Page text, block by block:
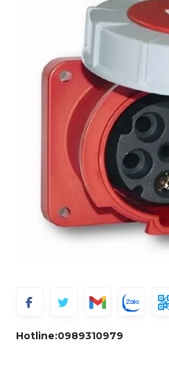
Hotline:0989310979